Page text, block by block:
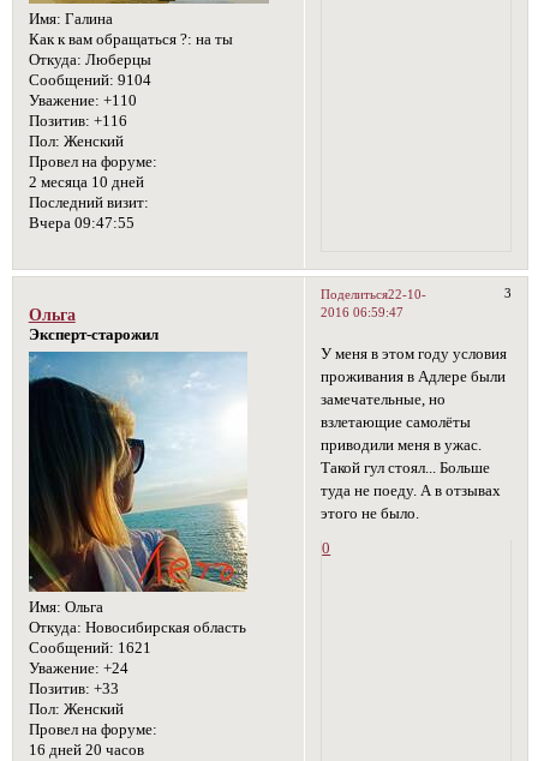
Имя: Галина
Как к вам обращаться ?: на ты
Откуда: Люберцы
Сообщений: 9104
Уважение: +110
Позитив: +116
Пол: Женский
Провел на форуме:
2 месяца 10 дней
Последний визит:
Вчера 09:47:55
Поделиться 3
22-10-
2016 06:59:47
Ольга
Эксперт-старожил
Имя: Ольга
Откуда: Новосибирская область
Сообщений: 1621
Уважение: +24
Позитив: +33
Пол: Женский
Провел на форуме:
16 дней 20 часов
У меня в этом году условия
проживания в Адлере были
замечательные, но
взлетающие самолёты
приводили меня в ужас.
Такой гул стоял... Больше
туда не поеду. А в отзывах
этого не было.
0